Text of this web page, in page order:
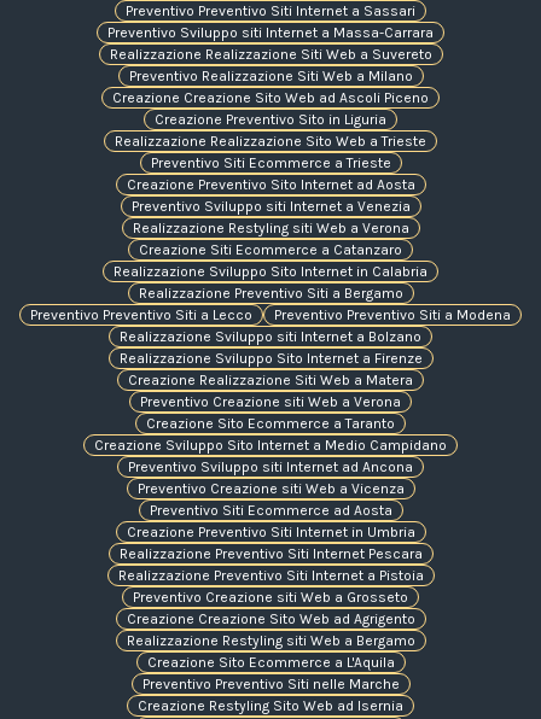
Preventivo Preventivo Siti Internet a Sassari
Preventivo Sviluppo siti Internet a Massa-Carrara
Realizzazione Realizzazione Siti Web a Suvereto
Preventivo Realizzazione Siti Web a Milano
Creazione Creazione Sito Web ad Ascoli Piceno
Creazione Preventivo Sito in Liguria
Realizzazione Realizzazione Sito Web a Trieste
Preventivo Siti Ecommerce a Trieste
Creazione Preventivo Sito Internet ad Aosta
Preventivo Sviluppo siti Internet a Venezia
Realizzazione Restyling siti Web a Verona
Creazione Siti Ecommerce a Catanzaro
Realizzazione Sviluppo Sito Internet in Calabria
Realizzazione Preventivo Siti a Bergamo
Preventivo Preventivo Siti a Lecco
Preventivo Preventivo Siti a Modena
Realizzazione Sviluppo siti Internet a Bolzano
Realizzazione Sviluppo Sito Internet a Firenze
Creazione Realizzazione Siti Web a Matera
Preventivo Creazione siti Web a Verona
Creazione Sito Ecommerce a Taranto
Creazione Sviluppo Sito Internet a Medio Campidano
Preventivo Sviluppo siti Internet ad Ancona
Preventivo Creazione siti Web a Vicenza
Preventivo Siti Ecommerce ad Aosta
Creazione Preventivo Siti Internet in Umbria
Realizzazione Preventivo Siti Internet Pescara
Realizzazione Preventivo Siti Internet a Pistoia
Preventivo Creazione siti Web a Grosseto
Creazione Creazione Sito Web ad Agrigento
Realizzazione Restyling siti Web a Bergamo
Creazione Sito Ecommerce a L'Aquila
Preventivo Preventivo Siti nelle Marche
Creazione Restyling Sito Web ad Isernia